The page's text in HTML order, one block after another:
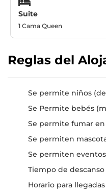
Suite
1 Cama Queen
Reglas del
Se permite niños
Se Permite bebés
Se permite fumar
Se permiten
Se permiten eventos
Tiempo de descanso
Horario para llegadas